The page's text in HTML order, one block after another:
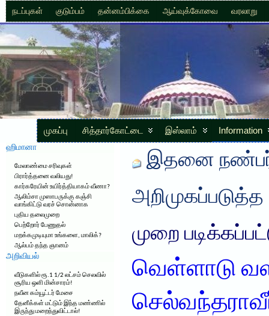
நடப்புகள் குடும்பம் தன்னம்பிக்கை ஆய்வுக்கோவை வரலாறு
முகப்பு சித்தார்கோட்டை இஸ்லாம் Information
ஹிமானா
மேலாண்மை சரிவுகள்
பிரார்த்தனை வலியது!
கார்கரேயின் உயிர்த்தியாகம் வீணா?
ஆலிம்சா முஸாபருக்கு கஞ்சி
வாங்கிட்டு வரச் சொன்னாக
புதிய தலைமுறை
பெற்றோர் பேணுதல்
மறக்கமுடியுமா உங்களை, மாலிக்?
ஆல்பம் தந்த ஞானம்
அறிவியல்
வீடுகளில் ரூ.1 1/2 லட்சம் செலவில்
சூரிய ஒளி மின்சாரம்!
நவீன கம்யூட்டர் மேசை
தேனீக்கள் மட்டும் இந்த மண்ணில்
இருந்து மறைந்துவிட்டால்!
இதனை
அறிமுகப்படுத்த
முறை
வெள்ளாடு